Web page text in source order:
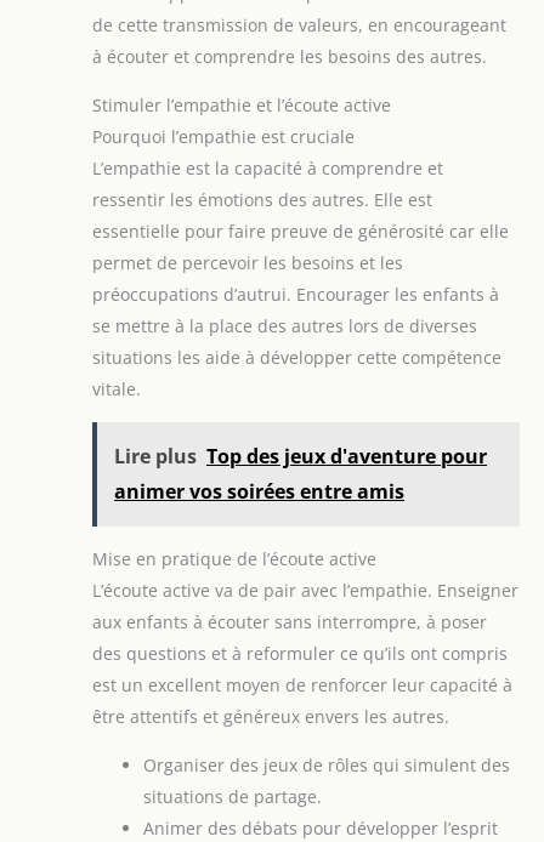
de cette transmission de valeurs, en encourageant
à écouter et comprendre les besoins des autres.
Stimuler l’empathie et l’écoute active
Pourquoi l’empathie est cruciale
L’empathie est la capacité à comprendre et
ressentir les émotions des autres. Elle est
essentielle pour faire preuve de générosité car elle
permet de percevoir les besoins et les
préoccupations d’autrui. Encourager les enfants à
se mettre à la place des autres lors de diverses
situations les aide à développer cette compétence
vitale.
Lire plus Top des jeux d'aventure pour
animer vos soirées entre amis
Mise en pratique de l’écoute active
L’écoute active va de pair avec l’empathie. Enseigner
aux enfants à écouter sans interrompre, à poser
des questions et à reformuler ce qu’ils ont compris
est un excellent moyen de renforcer leur capacité à
être attentifs et généreux envers les autres.
Organiser des jeux de rôles qui simulent des
situations de partage.
Animer des débats pour développer l’esprit